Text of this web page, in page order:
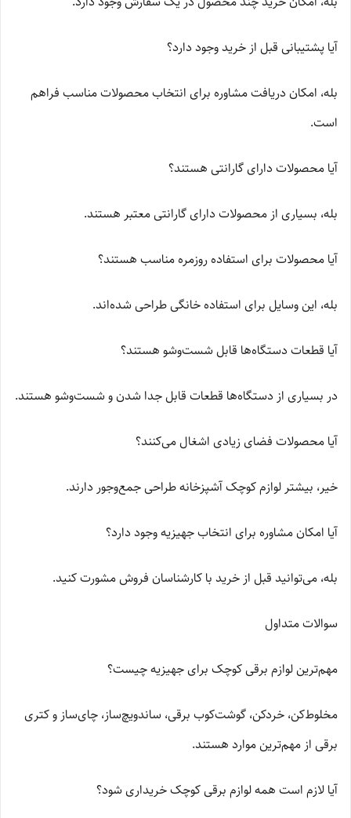
آیا پشتیبانی قبل از خرید وجود دارد؟
بله، امکان دریافت مشاوره برای انتخاب محصولات مناسب فراهم
است.
آیا محصولات دارای گارانتی هستند؟
بله، بسیاری از محصولات دارای گارانتی معتبر هستند.
آیا محصولات برای استفاده روزمره مناسب هستند؟
بله، این وسایل برای استفاده خانگی طراحی شده‌اند.
آیا قطعات دستگاه‌ها قابل شست‌وشو هستند؟
در بسیاری از دستگاه‌ها قطعات قابل جدا شدن و شست‌وشو هستند.
آیا محصولات فضای زیادی اشغال می‌کنند؟
خیر، بیشتر لوازم کوچک آشپزخانه طراحی جمع‌وجور دارند.
آیا امکان مشاوره برای انتخاب جهیزیه وجود دارد؟
بله، می‌توانید قبل از خرید با کارشناسان فروش مشورت کنید.
سوالات متداول
مهم‌ترین لوازم برقی کوچک برای جهیزیه چیست؟
مخلوط‌کن، خردکن، گوشت‌کوب برقی، ساندویچ‌ساز، چای‌ساز و کتری
برقی از مهم‌ترین موارد هستند.
آیا لازم است همه لوازم برقی کوچک خریداری شود؟